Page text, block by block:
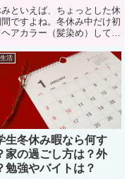
といえば、ちょっとした休
ですよね。冬休み中だけ初
アカラー（髪染め）して、
いと考えている学生も多
では、学生が冬休み髪染めア
のか？このページで疑問を解
ていこう。また、髪染めや黒
しする際に市販と美容院のメ
トデメリットについても紹
活
生冬休み暇なら何す
家の過ごし方は？外
勉強やバイトは？